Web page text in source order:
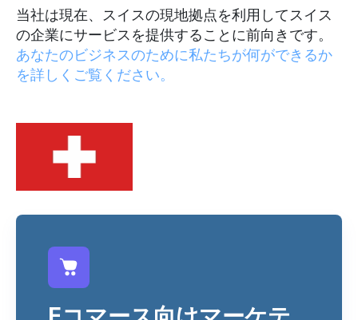
当社は現在、スイスの現地拠点を利用してスイス
の企業にサービスを提供することに前向きです。
あなたのビジネスのために私たちが何ができるか
を詳しくご覧ください。